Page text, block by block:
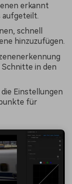
erkannt
aufgeteilt.
schnell
hinzuzufügen.
in den
Einstellungen
für